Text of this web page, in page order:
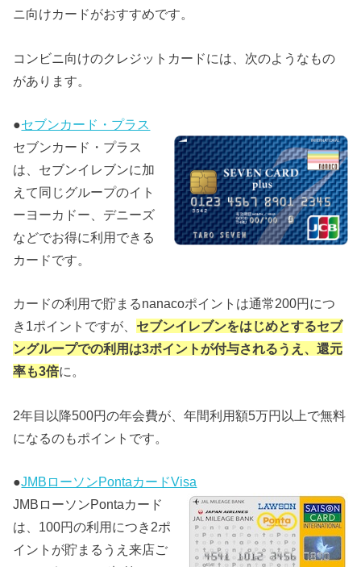
ニ向けカードがおすすめです。
コンビニ向けのクレジットカードには、次のようなもの
があります。
●セブンカード・プラス
セブンカード・プラス
は、セブンイレブンに加
えて同じグループのイト
ーヨーカドー、デニーズ
などでお得に利用できる
カードです。
カードの利用で貯まるnanacoポイントは通常200円につ
き1ポイントですが、 セブンイレブンをはじめとするセブ
ングループでの利用は3ポイントが付与されるうえ、還元
率も3倍に。
2年目以降500円の年会費が、年間利用額5万円以上で無料
になるのもポイントです。
●JMBローソンPontaカードVisa
JMBローソンPontaカード
は、100円の利用につき2ポ
イントが貯まるうえ来店ご